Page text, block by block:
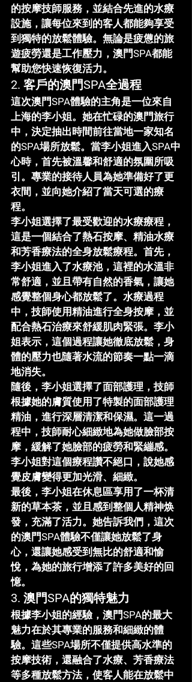
的按摩技師服務，並結合先進的水療
設施，讓每位來到的客人都能夠享受
到獨特的放鬆體驗。無論是疲憊的旅
遊疲勞還是工作壓力， 澳門SPA都能
幫助您快速恢復活力。
2. 客戶的澳門SPA全過程
這次澳門SPA體驗的主角是一位來自
上海的李小姐。她在忙碌的澳門旅行
中，決定抽出時間前往當地一家知名
的SPA場所放鬆。當李小姐進入SPA中
心時，首先被溫馨和舒適的氛圍所吸
引。專業的接待人員為她準備好了更
衣間，並向她介紹了當天可選的療
程。
李小姐選擇了最受歡迎的水療療程 ，
這是一個結合了熱石按摩、精油水療
和芳香療法的全身放鬆療程。首先，
李小姐進入了水療池，這裡的水溫非
常舒適，並且帶有自然的香氣，讓她
感覺整個身心都放鬆了。水療過程
中，技師使用精油進行全身按摩，並
配合熱石治療來舒緩肌肉緊張。李小
姐表示，這個過程讓她徹底放鬆，身
體的壓力也隨著水流的節奏一點一滴
地消失。
隨後，李小姐選擇了面部護理 ，技師
根據她的膚質使用了特製的面部護理
精油，進行深層清潔和保濕。這一過
程中，技師耐心細緻地為她做臉部按
摩，緩解了她臉部的疲勞和緊繃感。
李小姐對這個療程讚不絕口，說她感
覺皮膚變得更加光滑、細緻。
最後，李小姐在休息區享用了一杯清
新的草本茶，並且感到整個人精神焕
發，充滿了活力。她告訴我們，這次
的澳門SPA體驗不僅讓她放鬆了身
心，還讓她感受到無比的舒適和愉
悅，為她的旅行增添了許多美好的回
憶。
3. 澳門SPA的獨特魅力
根據李小姐的經驗， 澳門SPA的最大
魅力在於其專業的服務和細緻的體
驗。這些SPA場所不僅提供高水準的
按摩技術，還融合了水療、芳香療法
等多種放鬆方法，使客人能在放鬆中